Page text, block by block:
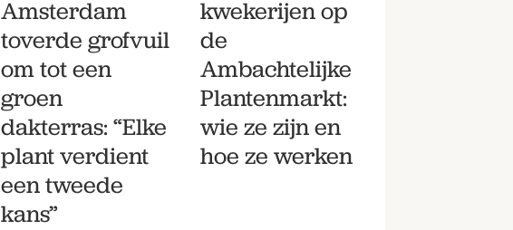
Amsterdam
toverde grofvuil
om tot een
groen
dakterras: “Elke
plant verdient
een tweede
kans”
kwekerijen op
de
Ambachtelijke
Plantenmarkt:
wie ze zijn en
hoe ze werken